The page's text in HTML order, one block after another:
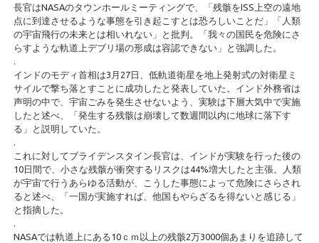
長官はNASAのタウンホールミーティングで、「残骸をISS上空の遠地
点に到達させるような事態を引き起こすとは恐ろしいことだ」「人類
の宇宙飛行の未来とは相いれない」と批判。「我々の国民を危険にさ
らすような軌道上デブリ場の形成は容認できない」と強調した。
.
インドのモディ首相は3月27日、低軌道衛星を地上発射式の対衛星ミ
サイルで撃ち落とすことに成功したと発表していた。インド外務省は
声明の中で、宇宙ごみを発生させないよう、実験は下層大気中で実施
したと述べ、「発生する残骸は崩壊して数週間以内に地球に落下す
る」と説明していた。
.
これに対してブライデンスタイン長官は、インドが実験を行った後の
10日間で、小さな残骸が衝突するリスクは44%増大したと主張。人類
が宇宙で行うあらゆる活動が、こうした事態によって危険にさらされ
ると述べ、「一国が実施すれば、他国もやらざるを得ないと感じる」
と指摘した。
.
NASAでは軌道上にある10ｃｍ以上の残骸2万3000個あまりを追跡して